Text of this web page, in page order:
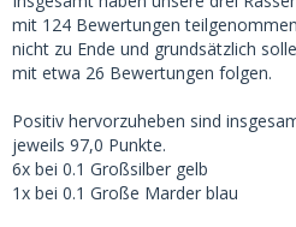
mit 124 Bewertungen
nicht zu Ende und grundsätzlich
mit etwa 26 Bewertungen folgen.
Positiv hervorzuheben sind
jeweils 97,0 Punkte.
6x bei 0.1 Großsilber gelb
1x bei 0.1 Große Marder blau